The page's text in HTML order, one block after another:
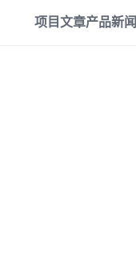
项目文章产品新闻